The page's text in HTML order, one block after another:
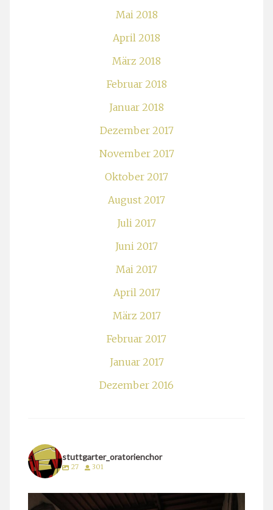
Mai 2018
April 2018
März 2018
Februar 2018
Januar 2018
Dezember 2017
November 2017
Oktober 2017
August 2017
Juli 2017
Juni 2017
Mai 2017
April 2017
März 2017
Februar 2017
Januar 2017
Dezember 2016
stuttgarter_oratorienchor
27 301
stuttgarter_oratorienchor